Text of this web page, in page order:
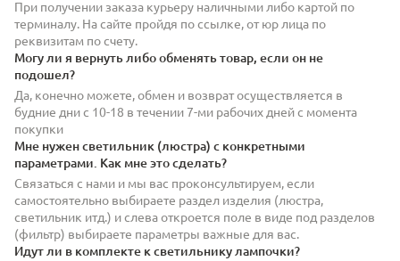
При получении заказа курьеру наличными либо картой по
терминалу. На сайте пройдя по ссылке, от юр лица по
реквизитам по счету.
Могу ли я вернуть либо обменять товар, если он не
подошел?
Да, конечно можете, обмен и возврат осуществляется в
будние дни с 10-18 в течении 7-ми рабочих дней с момента
покупки
Мне нужен светильник (люстра) с конкретными
параметрами. Как мне это сделать?
Связаться с нами и мы вас проконсультируем, если
самостоятельно выбираете раздел изделия (люстра,
светильник итд.) и слева откроется поле в виде под разделов
(фильтр) выбираете параметры важные для вас.
Идут ли в комплекте к светильнику лампочки?